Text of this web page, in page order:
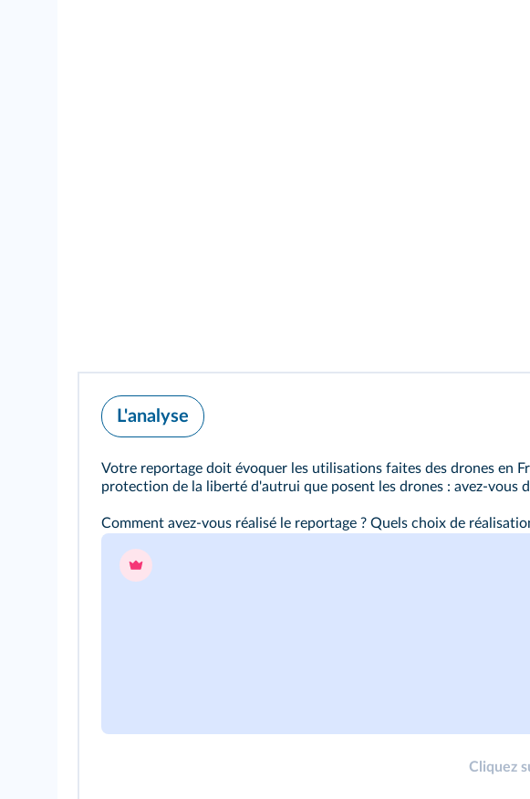
L'analyse
Votre reportage doit évoquer les utilisations faites des drones en
protection de la liberté d'autrui que posent les drones : avez‑vous
Comment avez-vous réalisé le reportage ? Quels choix de
Cliquez